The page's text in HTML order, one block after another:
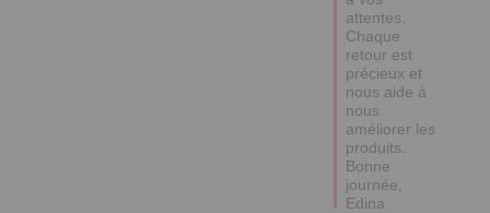
attentes.
Chaque
retour est
précieux et
nous aide à
nous
améliorer les
produits.
Bonne
journée,
Edina